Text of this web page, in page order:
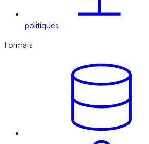
politiques
Formats